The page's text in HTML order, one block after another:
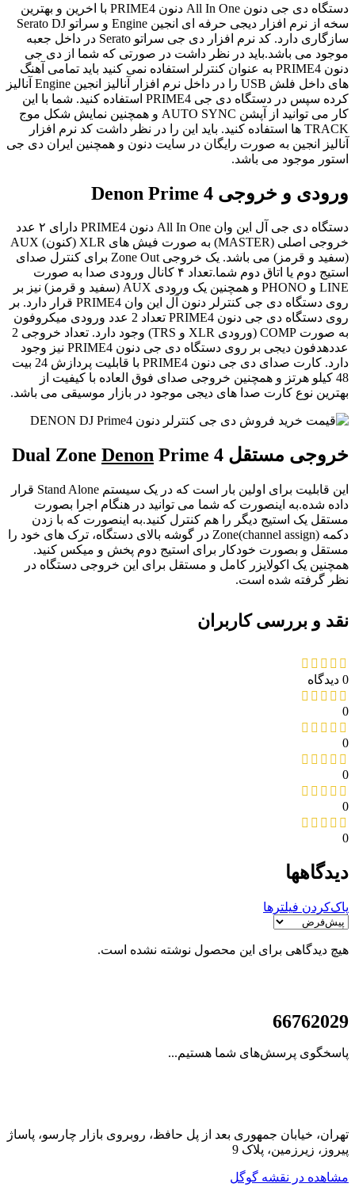
دستگاه دی جی دنون All In One دنون PRIME4 با اخرین و بهترین
سخه از نرم افزار دیجی حرفه ای انجین Engine و سراتو Serato DJ
سازگاری دارد. کد نرم افزار دی جی سراتو Serato در داخل جعبه
موجود می باشد.باید در نظر داشت در صورتی که شما از دی جی
دنون PRIME4 به عنوان کنترلر استفاده نمی کنید باید تمامی آهنگ
های داخل فلش USB را در داخل نرم افزار آنالیز انجین Engine آنالیز
کرده سپس در دستگاه دی جی PRIME4 استفاده کنید. شما با این
کار می توانید از آپشن AUTO SYNC و همچنین نمایش شکل موج
TRACK ها استفاده کنید. باید این را در نظر داشت کد نرم افزار
آنالیز انجین به صورت رایگان در سایت دنون و همچنین ایران دی جی
استور موجود می باشد.
ورودی و خروجی Denon Prime 4
دستگاه دی جی آل این وان All In One دنون PRIME4 دارای ۲ عدد
خروجی اصلی (MASTER) به صورت فیش های XLR (کنون) AUX
(سفید و قرمز) می باشد. یک خروجی Zone Out برای کنترل صدای
استیج دوم یا اتاق دوم شما.تعداد ۴ کانال ورودی صدا به صورت
LINE و PHONO و همچنین یک ورودی AUX (سفید و قرمز) نیز بر
روی دستگاه دی جی کنترلر دنون آل این وان PRIME4 قرار دارد. بر
روی دستگاه دی جی دنون PRIME4 تعداد 2 عدد ورودی میکروفون
به صورت COMP (ورودی XLR و TRS) وجود دارد. تعداد خروجی 2
عددهدفون دیجی بر روی دستگاه دی جی دنون PRIME4 نیز وجود
دارد. کارت صدای دی جی دنون PRIME4 با قابلیت پردازش 24 بیت
48 کیلو هرتز و همچنین خروجی صدای فوق العاده با کیفیت از
بهترین نوع کارت صدا های دیجی موجود در بازار موسیقی می باشد.
خروجی مستقل Dual Zone Denon Prime 4
این قابلیت برای اولین بار است که در یک سیستم Stand Alone قرار
داده شده.به اینصورت که شما می توانید در هنگام اجرا بصورت
مستقل یک استیج دیگر را هم کنترل کنید.به اینصورت که با زدن
دکمه Zone(channel assign) در گوشه بالای دستگاه، ترک های خود را
مستقل و بصورت خودکار برای استیج دوم پخش و میکس کنید.
همچنین یک اکولایزر کامل و مستقل برای این خروجی دستگاه در
نظر گرفته شده است.
نقد و بررسی کاربران
0 دیدگاه
0
0
0
0
0
دیدگاهها
پاک‌کردن فیلترها
هیچ دیدگاهی برای این محصول نوشته نشده است.
66762029
پاسخگوی پرسش‌های شما هستیم...
تهران، خیابان جمهوری بعد از پل حافظ، روبروی بازار چارسو، پاساژ
پیروز، زیرزمین، پلاک 9
مشاهده در نقشه گوگل